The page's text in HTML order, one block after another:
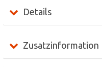
Details
Zusatzinformation